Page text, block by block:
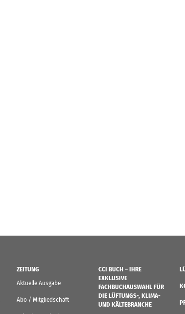
ZEITUNG
Aktuelle Ausgabe
Abo / Mitgliedschaft
CCI BUCH – IHRE
EXKLUSIVE
FACHBUCHAUSWAHL FÜR
DIE LÜFTUNGS-, KLIMA-
UND KÄLTEBRANCHE